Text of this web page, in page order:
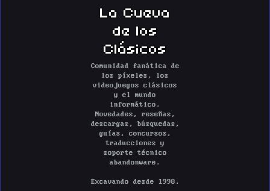
La Cueva
de los
Clásicos
Comunidad fanática de
los píxeles, los
videojuegos clásicos
y el mundo
informático.
Novedades, reseñas,
descargas, búsquedas,
guías, concursos,
traducciones y
soporte técnico
abandonware.
Excavando desde 1998.